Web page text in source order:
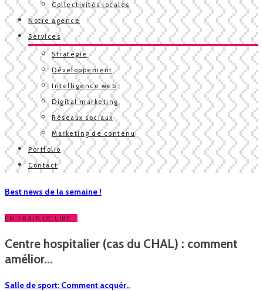
Collectivités locales
Notre agence
Services
Stratégie
Développement
Intelligence web
Digital marketing
Réseaux sociaux
Marketing de contenu
Portfolio
Contact
Best news de la semaine !
EN TRAIN DE LIRE...
Centre hospitalier (cas du CHAL) : comment
amélior...
Salle de sport: Comment acquér..